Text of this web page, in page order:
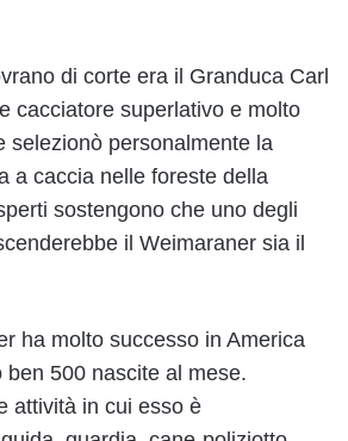
di corte era il Granduca Carl
cacciatore superlativo e molto
selezionò personalmente la
a caccia nelle foreste della
sostengono che uno degli
il Weimaraner sia il
ha molto successo in America
500 nascite al mese.
attività in cui esso è